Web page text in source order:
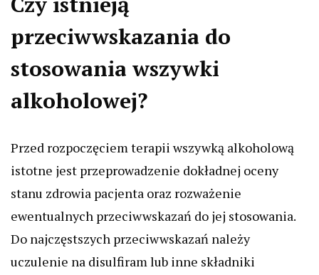
przeciwwskazania do
stosowania wszywki
alkoholowej?
Przed rozpoczęciem terapii wszywką alkoholową
istotne jest przeprowadzenie dokładnej oceny
stanu zdrowia pacjenta oraz rozważenie
ewentualnych przeciwwskazań do jej stosowania.
Do najczęstszych przeciwwskazań należy
uczulenie na disulfiram lub inne składniki